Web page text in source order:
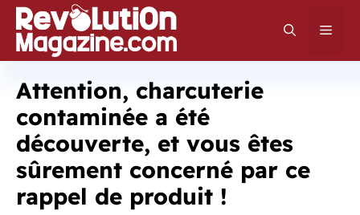
Aller
au
contenu
Attention, charcuterie
contaminée a été
découverte, et vous êtes
sûrement concerné par ce
rappel de produit !